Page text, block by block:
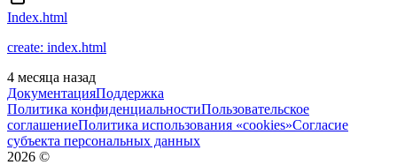
Index.html
create: index.html
4 месяца назад
ДокументацияПоддержка
Политика конфиденциальностиПользовательское
соглашениеПолитика использования «cookies»Согласие
субъекта персональных данных
2026 ©